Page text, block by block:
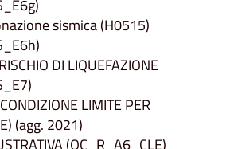
sismica (H0515)
DI LIQUEFAZIONE
LIMITE PER
(agg. 2021)
(QC_R_A6_CLE)